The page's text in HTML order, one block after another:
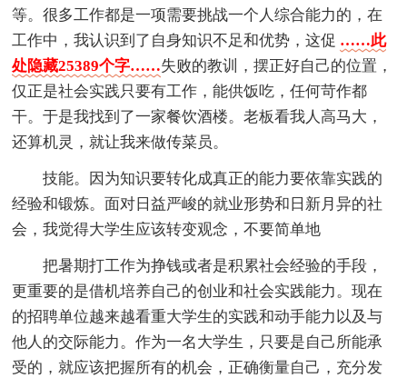
等。很多工作都是一项需要挑战一个人综合能力的，在
工作中，我认识到了自身知识不足和优势，这促 ……此
处隐藏25389个字……失败的教训，摆正好自己的位置，
仅正是社会实践只要有工作，能供饭吃，任何苛作都
干。于是我找到了一家餐饮酒楼。老板看我人高马大，
还算机灵，就让我来做传菜员。
技能。因为知识要转化成真正的能力要依靠实践的
经验和锻炼。面对日益严峻的就业形势和日新月异的社
会，我觉得大学生应该转变观念，不要简单地
把暑期打工作为挣钱或者是积累社会经验的手段，
更重要的是借机培养自己的创业和社会实践能力。现在
的招聘单位越来越看重大学生的实践和动手能力以及与
他人的交际能力。作为一名大学生，只要是自己所能承
受的，就应该把握所有的机会，正确衡量自己，充分发